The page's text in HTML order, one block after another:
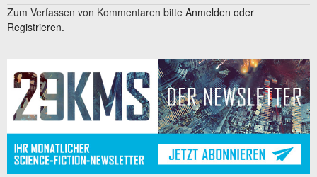
Zum Verfassen von Kommentaren bitte Anmelden oder
Registrieren.